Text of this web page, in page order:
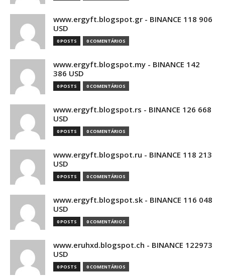
www.ergyft.blogspot.gr - BINANCE 118 906
USD
0 POSTS 0 COMENTÁRIOS
www.ergyft.blogspot.my - BINANCE 142
386 USD
0 POSTS 0 COMENTÁRIOS
www.ergyft.blogspot.rs - BINANCE 126 668
USD
0 POSTS 0 COMENTÁRIOS
www.ergyft.blogspot.ru - BINANCE 118 213
USD
0 POSTS 0 COMENTÁRIOS
www.ergyft.blogspot.sk - BINANCE 116 048
USD
0 POSTS 0 COMENTÁRIOS
www.eruhxd.blogspot.ch - BINANCE 122973
USD
0 POSTS 0 COMENTÁRIOS